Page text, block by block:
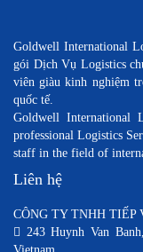
Goldwell International
gói Dịch Vụ Logistics
viên giàu kinh nghiệm
quốc tế.
Goldwell International
professional Logistics
staff in the field of
Liên hệ
CÔNG TY TNHH TIẾP
243 Huynh Van